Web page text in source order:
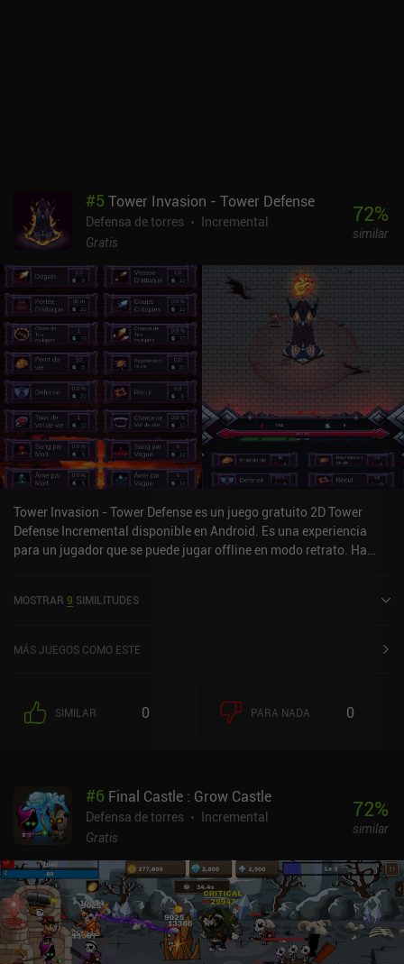
por suerte hay un iAP de 4,99 $ para eliminar los anuncios y
obtener un aumento de daño del doble. La interfaz de usuario es
elegante y sencilla, y el juego es muy divertido si te gustan los
juegos de inactividad y de defensa de torres. Creo que merece la
pena probarlo.
#5 Tower Invasion - Tower Defense
Defensa de torres
Incremental
Gratis
72%
similar
Tower Invasion - Tower Defense es un juego gratuito 2D Tower
Defense Incremental disponible en Android. Es una experiencia
para un jugador que se puede jugar offline en modo retrato. Ha
MOSTRAR 9 SIMILITUDES
MÁS JUEGOS COMO ESTE
SIMILAR 0 PARA NADA 0
#6 Final Castle : Grow Castle
Defensa de torres
Incremental
Gratis
72%
similar